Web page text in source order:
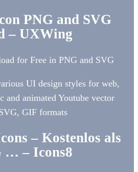
PNG and SVG
– UXWing
for Free in PNG and SVG
UI design styles for web,
and animated Youtube vector
GIF formats
– Kostenlos als
… – Icons8